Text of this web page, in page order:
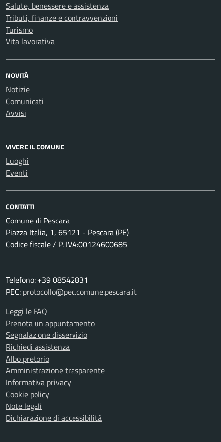
Salute, benessere e assistenza
Tributi, finanze e contravvenzioni
Turismo
Vita lavorativa
NOVITÀ
Notizie
Comunicati
Avvisi
VIVERE IL COMUNE
Luoghi
Eventi
CONTATTI
Comune di Pescara
Piazza Italia, 1, 65121 - Pescara (PE)
Codice fiscale / P. IVA:00124600685
Telefono: +39 08542831
PEC: protocollo@pec.comune.pescara.it
Leggi le FAQ
Prenota un appuntamento
Segnalazione disservizio
Richiedi assistenza
Albo pretorio
Amministrazione trasparente
Informativa privacy
Cookie policy
Note legali
Dichiarazione di accessibilità